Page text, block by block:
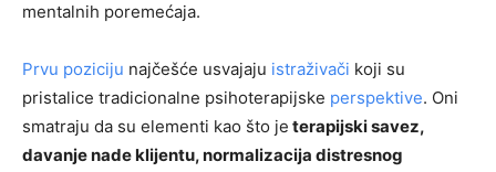
mentalnih poremećaja.
Prvu poziciju najčešće usvajaju istraživači koji su
pristalice tradicionalne psihoterapijske perspektive. Oni
smatraju da su elementi kao što je terapijski savez,
davanje nade klijentu, normalizacija distresnog